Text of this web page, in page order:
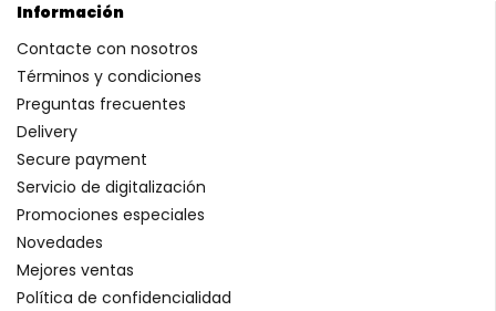
Información
Contacte con nosotros
Términos y condiciones
Preguntas frecuentes
Delivery
Secure payment
Servicio de digitalización
Promociones especiales
Novedades
Mejores ventas
Política de confidencialidad